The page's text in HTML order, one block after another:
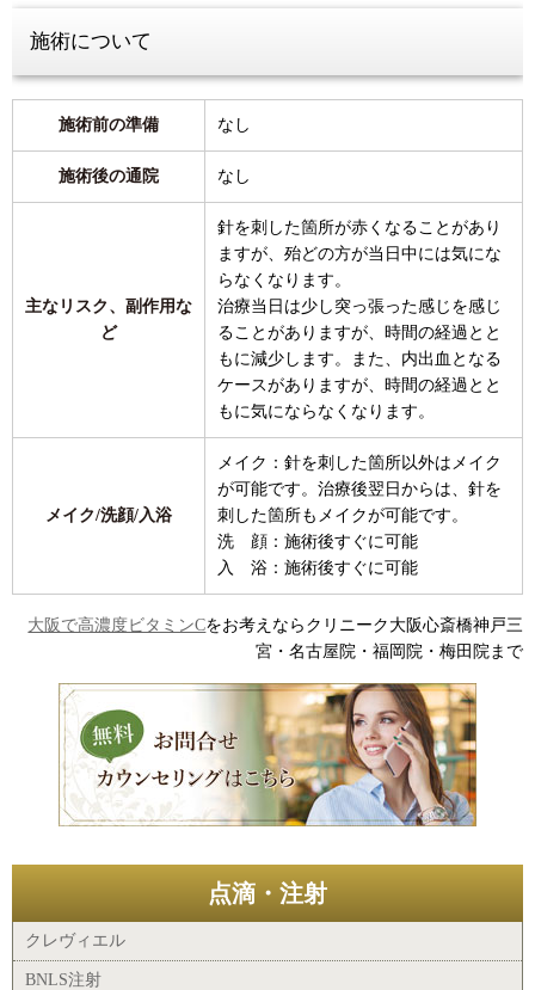
施術について
施術前の準備 なし
施術後の通院 なし
主なリスク、副作用な
ど
針を刺した箇所が赤くなることがあり
ますが、殆どの方が当日中には気にな
らなくなります。
治療当日は少し突っ張った感じを感じ
ることがありますが、時間の経過とと
もに減少します。また、内出血となる
ケースがありますが、時間の経過とと
もに気にならなくなります。
メイク/洗顔/入浴
メイク：針を刺した箇所以外はメイク
が可能です。治療後翌日からは、針を
刺した箇所もメイクが可能です。
洗 顔：施術後すぐに可能
入 浴：施術後すぐに可能
大阪で高濃度ビタミンCをお考えならクリニーク大阪心斎橋神戸三
宮・名古屋院・福岡院・梅田院まで
点滴・注射
クレヴィエル
BNLS注射